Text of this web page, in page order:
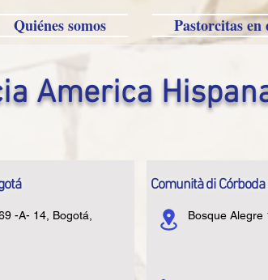
Quiénes somos Pastorcitas
America
-A- 14, Bogotá,
Comunità di Córboda
Bosque Alegre